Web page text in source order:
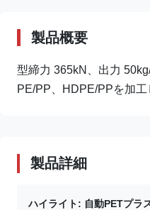
製品概要
型締力 365kN、出力
PE/PP、HDPE/PPを加
製品詳細
ハイライト: 自動PETプラ